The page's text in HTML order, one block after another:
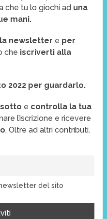
che tu lo giochi ad una
mani.
newsletter e per
che iscriverti alla
2022 per guardarlo.
e controlla la tua
l’iscrizione e ricevere
. Oltre ad altri contributi.
del sito